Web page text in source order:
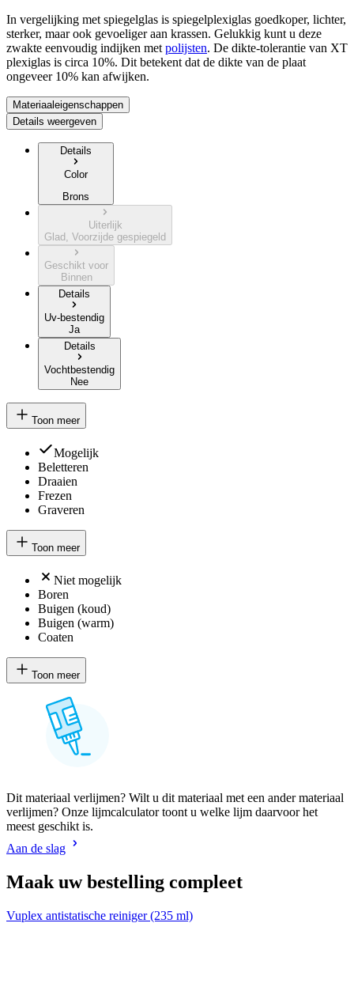
In vergelijking met spiegelglas is spiegelplexiglas goedkoper, lichter,
sterker, maar ook gevoeliger aan krassen. Gelukkig kunt u deze
zwakte eenvoudig indijken met polijsten. De dikte-tolerantie van XT
plexiglas is circa 10%. Dit betekent dat de dikte van de plaat
ongeveer 10% kan afwijken.
Materiaaleigenschappen
Details weergeven
Details
Color
Brons
Uiterlijk
Glad, Voorzijde gespiegeld
Geschikt voor
Binnen
Details
Uv-bestendig
Ja
Details
Vochtbestendig
Nee
Toon meer
Mogelijk
Beletteren
Draaien
Frezen
Graveren
Toon meer
Niet mogelijk
Boren
Buigen (koud)
Buigen (warm)
Coaten
Toon meer
Dit materiaal verlijmen? Wilt u dit materiaal met een ander materiaal
verlijmen? Onze lijmcalculator toont u welke lijm daarvoor het
meest geschikt is.
Aan de slag
Maak uw bestelling compleet
Vuplex antistatische reiniger (235 ml)